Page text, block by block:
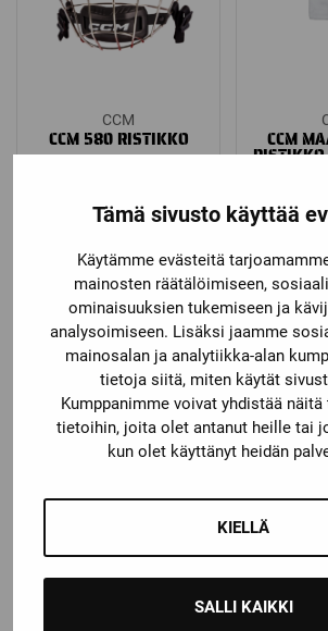
Tämä sivusto käyttää
Käytämme evästeitä
mainosten räätälöimiseen,
ominaisuuksien tukemiseen ja
analysoimiseen. Lisäksi jaamme
mainosalan ja analytiikka-alan
tietoja siitä, miten käytät
Kumppanimme voivat yhdistää
tietoihin, joita olet antanut heille tai
kun olet käyttänyt heidän
KIELLÄ
SALLI KAIKKI
CCM
CCM 580 RISTIKKO
59,90€
CCM
RISTIKKO
44,90€